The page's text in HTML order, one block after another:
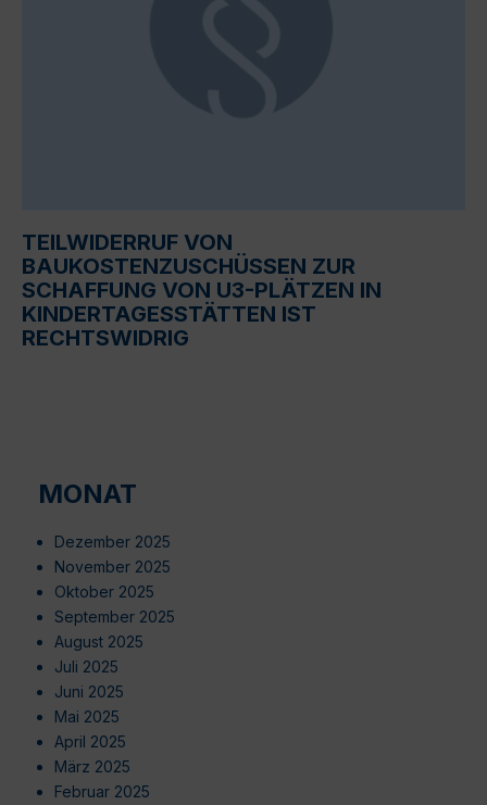
TEILWIDERRUF VON
BAUKOSTENZUSCHÜSSEN ZUR
SCHAFFUNG VON U3-PLÄTZEN IN
KINDERTAGESSTÄTTEN IST
RECHTSWIDRIG
MONAT
Dezember 2025
November 2025
Oktober 2025
September 2025
August 2025
Juli 2025
Juni 2025
Mai 2025
April 2025
März 2025
Februar 2025